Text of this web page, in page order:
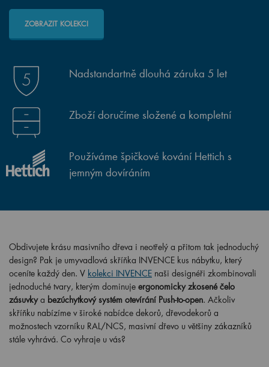
ZOBRAZIT KOLEKCI
Nadstandartně dlouhá záruka 5 let
Zboží doručíme složené a kompletní
Používáme špičkové kování Hettich s
jemným dovíráním
Obdivujete krásu masivního dřeva i neotřelý a přitom tak jednoduchý
design? Pak je umyvadlová skříňka INVENCE kus nábytku, který
oceníte každý den. V kolekci INVENCE naši designéři zkombinovali
jednoduché tvary, kterým dominuje ergonomicky zkosené čelo
zásuvky a bezúchytkový systém otevírání Push-to-open. Ačkoliv
skříňku nabízíme v široké nabídce dekorů, dřevodekorů a
možnostech vzorníku RAL/NCS, masivní dřevo u většiny zákazníků
stále vyhrává. Co vyhraje u vás?